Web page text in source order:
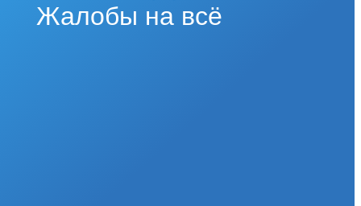
Жалобы на всё